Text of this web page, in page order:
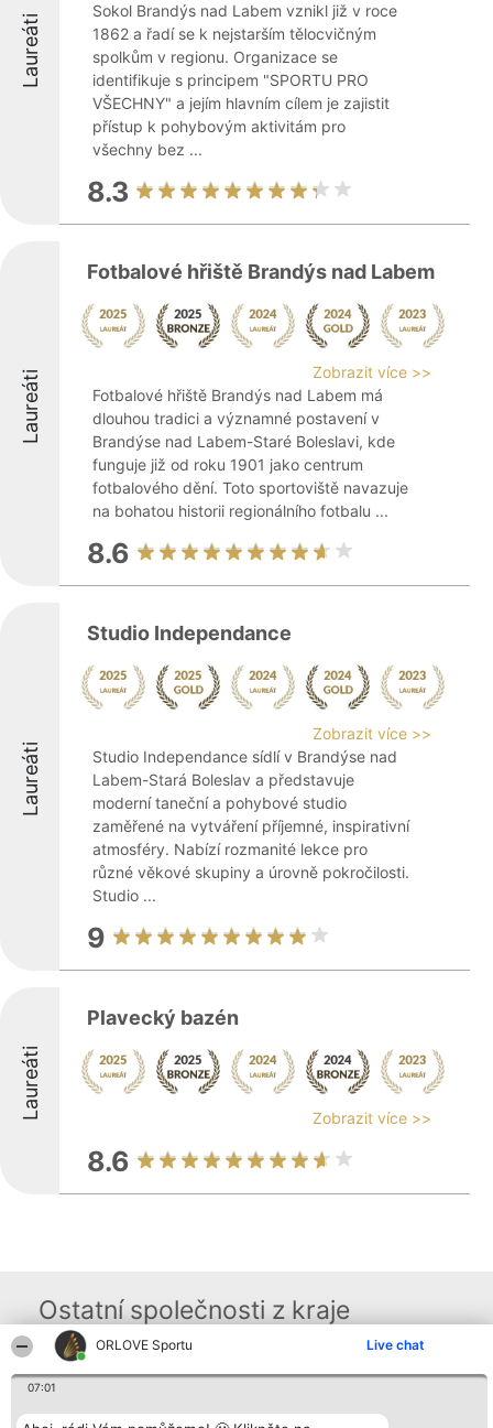
ORLOVE Sportu Live chat
07:01
Laureáti
Sokol Brandýs nad Labem vznikl již v roce
1862 a řadí se k nejstarším tělocvičným
spolkům v regionu. Organizace se
identifikuje s principem "SPORTU PRO
VŠECHNY" a jejím hlavním cílem je zajistit
přístup k pohybovým aktivitám pro
všechny bez ...
8.3
Laureáti
Fotbalové hřiště Brandýs nad Labem
Zobrazit více >>
Fotbalové hřiště Brandýs nad Labem má
dlouhou tradici a významné postavení v
Brandýse nad Labem-Staré Boleslavi, kde
funguje již od roku 1901 jako centrum
fotbalového dění. Toto sportoviště navazuje
na bohatou historii regionálního fotbalu ...
8.6
Laureáti
Studio Independance
Zobrazit více >>
Studio Independance sídlí v Brandýse nad
Labem-Stará Boleslav a představuje
moderní taneční a pohybové studio
zaměřené na vytváření příjemné, inspirativní
atmosféry. Nabízí rozmanité lekce pro
různé věkové skupiny a úrovně pokročilosti.
Studio ...
9
Laureáti
Plavecký bazén
Zobrazit více >>
8.6
Ostatní společnosti z kraje
Organizátor hlasování
o. sp. k.
Plebiscyt
Seznam všech
Kontakt